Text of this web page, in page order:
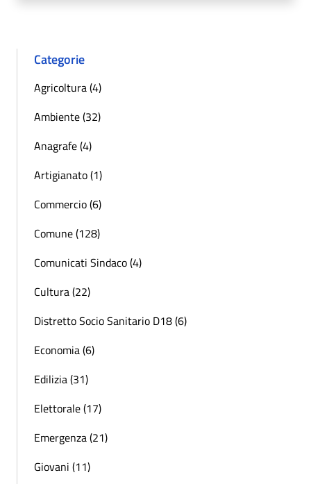
Categorie
Agricoltura (4)
Ambiente (32)
Anagrafe (4)
Artigianato (1)
Commercio (6)
Comune (128)
Comunicati Sindaco (4)
Cultura (22)
Distretto Socio Sanitario D18 (6)
Economia (6)
Edilizia (31)
Elettorale (17)
Emergenza (21)
Giovani (11)